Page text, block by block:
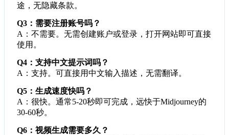
途，无隐藏条款。
Q3：需要注册账号吗？
A：不需要。无需创建账户或登录，打开网站即可直接
使用。
Q4：支持中文提示词吗？
A：支持。可直接用中文输入描述，无需翻译。
Q5：生成速度快吗？
A：很快。通常5-20秒即可完成，远快于Midjourney的
30-60秒。
Q6：视频生成需要多久？